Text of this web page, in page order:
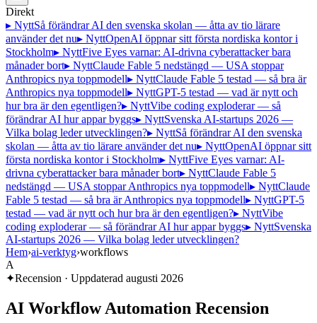
Direkt
▸ NyttSå förändrar AI den svenska skolan — åtta av tio lärare
använder det nu▸ NyttOpenAI öppnar sitt första nordiska kontor i
Stockholm▸ NyttFive Eyes varnar: AI-drivna cyberattacker bara
månader bort▸ NyttClaude Fable 5 nedstängd — USA stoppar
Anthropics nya toppmodell▸ NyttClaude Fable 5 testad — så bra är
Anthropics nya toppmodell▸ NyttGPT-5 testad — vad är nytt och
hur bra är den egentligen?▸ NyttVibe coding exploderar — så
förändrar AI hur appar byggs▸ NyttSvenska AI-startups 2026 —
Vilka bolag leder utvecklingen?▸ NyttSå förändrar AI den svenska
skolan — åtta av tio lärare använder det nu▸ NyttOpenAI öppnar sitt
första nordiska kontor i Stockholm▸ NyttFive Eyes varnar: AI-
drivna cyberattacker bara månader bort▸ NyttClaude Fable 5
nedstängd — USA stoppar Anthropics nya toppmodell▸ NyttClaude
Fable 5 testad — så bra är Anthropics nya toppmodell▸ NyttGPT-5
testad — vad är nytt och hur bra är den egentligen?▸ NyttVibe
coding exploderar — så förändrar AI hur appar byggs▸ NyttSvenska
AI-startups 2026 — Vilka bolag leder utvecklingen?
Hem›ai-verktyg›workflows
A
✦Recension · Uppdaterad augusti 2026
AI Workflow Automation Recension